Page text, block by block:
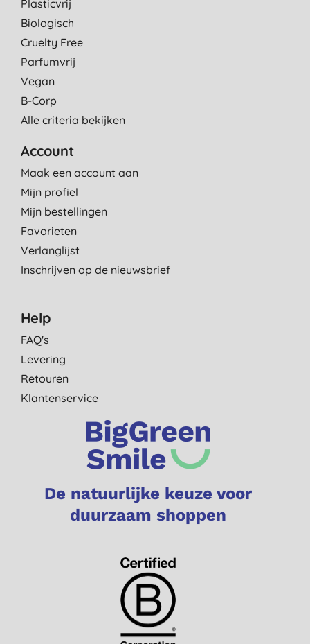
Plasticvrij
Biologisch
Cruelty Free
Parfumvrij
Vegan
B-Corp
Alle criteria bekijken
Account
Maak een account aan
Mijn profiel
Mijn bestellingen
Favorieten
Verlanglijst
Inschrijven op de nieuwsbrief
Help
FAQ's
Levering
Retouren
Klantenservice
De natuurlijke keuze voor
duurzaam shoppen